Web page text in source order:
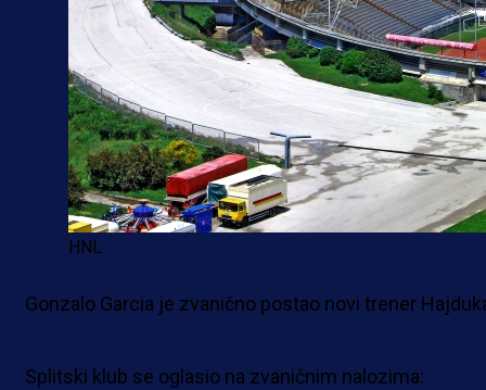
HNL
Gonzalo Garcia je zvanično postao novi trener
Splitski klub se oglasio na zvaničnim nalozima: